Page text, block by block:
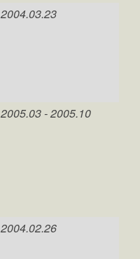
2004.03.23
2005.03 - 2005.10
2004.02.26